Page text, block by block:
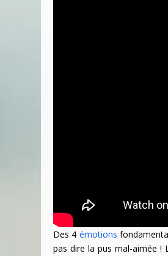
Des 4 émotions
pas dire la pus mal-aimée !